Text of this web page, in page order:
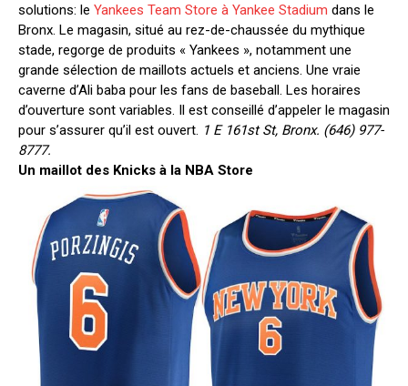
solutions: le Yankees Team Store à Yankee Stadium dans le
Bronx. Le magasin, situé au rez-de-chaussée du mythique
stade, regorge de produits « Yankees », notamment une
grande sélection de maillots actuels et anciens. Une vraie
caverne d’Ali baba pour les fans de baseball. Les horaires
d’ouverture sont variables. Il est conseillé d’appeler le magasin
pour s’assurer qu’il est ouvert. 1 E 161st St, Bronx. (646) 977-
8777.
Un maillot des Knicks à la NBA Store